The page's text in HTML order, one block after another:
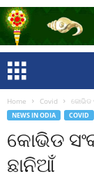
Home Covid କୋଭିଡ
NEWS IN ODIA COVID
କୋଭିଡ
ଛାନିଆଁ